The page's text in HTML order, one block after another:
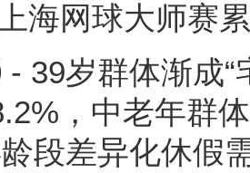
海网球大师赛
- 39岁群体渐成
，中老年群
段差异化休假